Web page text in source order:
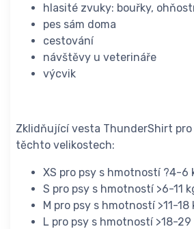
hlasité zvuky: bouřky,
pes sám doma
cestování
návštěvy u veterináře
výcvik
Zklidňující vesta ThunderShirt pro
těchto velikostech:
XS pro psy s hmotností ?4-6
S pro psy s hmotností >6-11
M pro psy s hmotností >11-18
L pro psy s hmotností >18-29